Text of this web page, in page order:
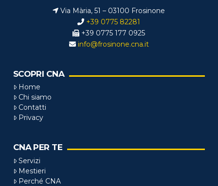
Via Mària, 51 – 03100 Frosinone
+39 0775 82281
+39 0775 177 0925
info@frosinone.cna.it
SCOPRI CNA
Home
Chi siamo
Contatti
Privacy
CNA PER TE
Servizi
Mestieri
Perché CNA